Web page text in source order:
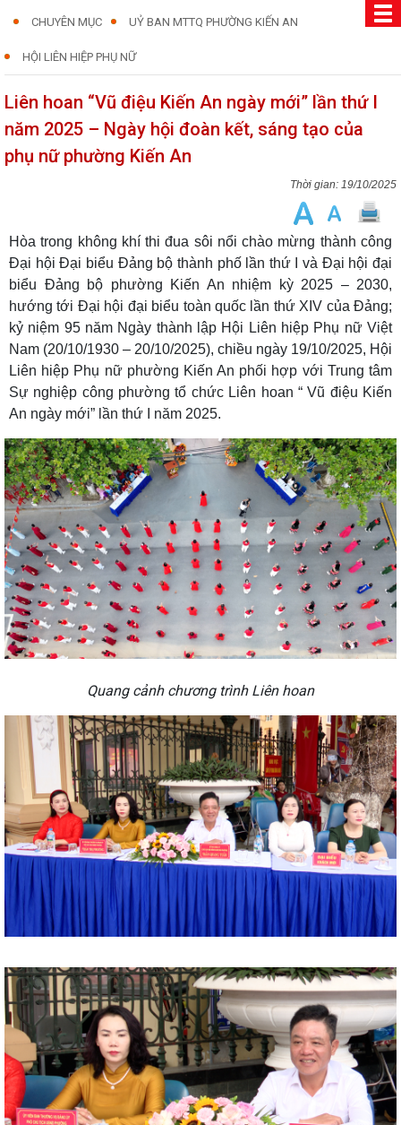
CHUYÊN MỤC UỶ BAN MTTQ PHƯỜNG KIẾN AN
HỘI LIÊN HIỆP PHỤ NỮ
Liên hoan “Vũ điệu Kiến An ngày mới” lần thứ I
năm 2025 – Ngày hội đoàn kết, sáng tạo của
phụ nữ phường Kiến An
19/10/2025
Hòa trong không khí thi đua sôi nổi chào mừng thành công
Đại hội Đại biểu Đảng bộ thành phố lần thứ I và Đại hội đại
biểu Đảng bộ phường Kiến An nhiệm kỳ 2025 – 2030,
hướng tới Đại hội đại biểu toàn quốc lần thứ XIV của Đảng;
kỷ niệm 95 năm Ngày thành lập Hội Liên hiệp Phụ nữ Việt
Nam (20/10/1930 – 20/10/2025), chiều ngày 19/10/2025, Hội
Liên hiệp Phụ nữ phường Kiến An phối hợp với Trung tâm
Sự nghiệp công phường tổ chức Liên hoan “ Vũ điệu Kiến
An ngày mới” lần thứ I năm 2025.
Quang cảnh chương trình Liên hoan